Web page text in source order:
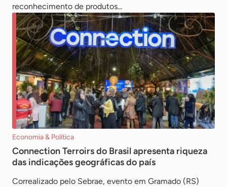
reconhecimento de produtos...
Economia & Política
Connection Terroirs do Brasil apresenta riqueza
das indicações geográficas do país
Correalizado pelo Sebrae, evento em Gramado (RS)